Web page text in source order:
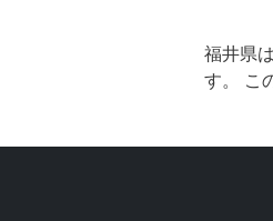
福井県
す。 こ